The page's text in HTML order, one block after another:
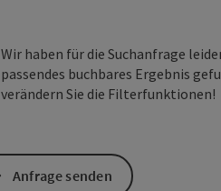
Wir haben für die Suchanfrage
passendes buchbares Ergebnis
verändern Sie die Filterfunktionen!
Anfrage senden